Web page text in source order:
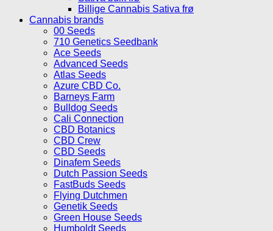
Billige Cannabis Sativa frø
Cannabis brands
00 Seeds
710 Genetics Seedbank
Ace Seeds
Advanced Seeds
Atlas Seeds
Azure CBD Co.
Barneys Farm
Bulldog Seeds
Cali Connection
CBD Botanics
CBD Crew
CBD Seeds
Dinafem Seeds
Dutch Passion Seeds
FastBuds Seeds
Flying Dutchmen
Genetik Seeds
Green House Seeds
Humboldt Seeds